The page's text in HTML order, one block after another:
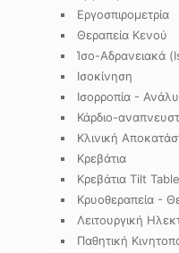
Εργοσπιρομετρία
Θεραπεία Κενού
Ίσο-Αδρανειακά
Ισοκίνηση
Ισορροπία -
Κάρδιο-
Κλινική
Κρεβάτια
Κρεβάτια Tilt
Κρυοθεραπεία -
Λειτουργική
Παθητική